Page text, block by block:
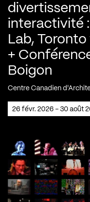
interactivité
Lab, Toronto
+
Boigon
Centre Canadien
26 févr. 2026 - 30 août